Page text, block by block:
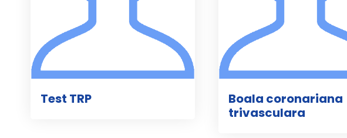
Test TRP
Boala coronariana
trivasculara